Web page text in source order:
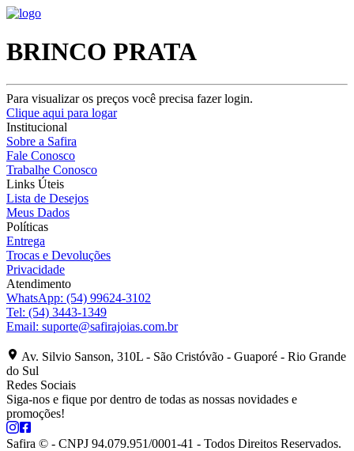
BRINCO PRATA
Para visualizar os preços você precisa fazer login.
Clique aqui para logar
Institucional
Sobre a Safira
Fale Conosco
Trabalhe Conosco
Links Úteis
Lista de Desejos
Meus Dados
Políticas
Entrega
Trocas e Devoluções
Privacidade
Atendimento
WhatsApp: (54) 99624-3102
Tel: (54) 3443-1349
Email: suporte@safirajoias.com.br
Av. Silvio Sanson, 310L - São Cristóvão - Guaporé - Rio Grande
do Sul
Redes Sociais
Siga-nos e fique por dentro de todas as nossas novidades e
promoções!
Safira © - CNPJ 94.079.951/0001-41 - Todos Direitos Reservados.